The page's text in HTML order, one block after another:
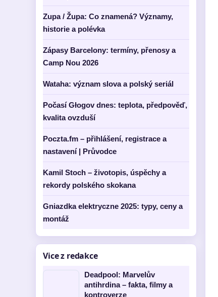
Zupa / Župa: Co znamená? Významy,
historie a polévka
Zápasy Barcelony: termíny, přenosy a
Camp Nou 2026
Wataha: význam slova a polský seriál
Počasí Głogov dnes: teplota, předpověď,
kvalita ovzduší
Poczta.fm – přihlášení, registrace a
nastavení | Průvodce
Kamil Stoch – životopis, úspěchy a
rekordy polského skokana
Gniazdka elektryczne 2025: typy, ceny a
montáž
Vice z redakce
Deadpool: Marvelův
antihrdina – fakta, filmy a
kontroverze